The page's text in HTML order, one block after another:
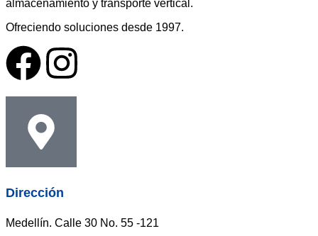
almacenamiento y transporte vertical.
Ofreciendo soluciones desde 1997.
Dirección
Medellín. Calle 30 No. 55 -121